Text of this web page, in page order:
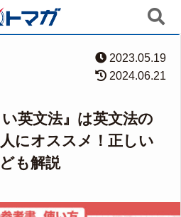
2023.05.19
2024.06.21
英文法』は英文法の
にオススメ！正しい
も解説